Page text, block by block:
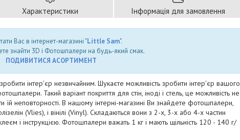
Характеристики Інформація для замовлення
Вас в інтернет-магазині "Little Sam".
знайти 3D і Фотошпалери на будь-який смак.
ПОДИВИТИСЯ АСОРТИМЕНТ
інтер'єр незвичайним. Шукаєте можливість зробити інтер'єр вашого
Такий варіант покриття для стін, іноді і стель, це можливість не
їй неповторності. В нашому інтерні-магазині Ви знайдете фотошпалери,
(Vlies), і вінілі (Vinyl). Складаються вони з 2-х, 3-х або 4-х частин
і інструкцією. Фотошпалери важать 1 кг і мають щільність 120 - 140 г/